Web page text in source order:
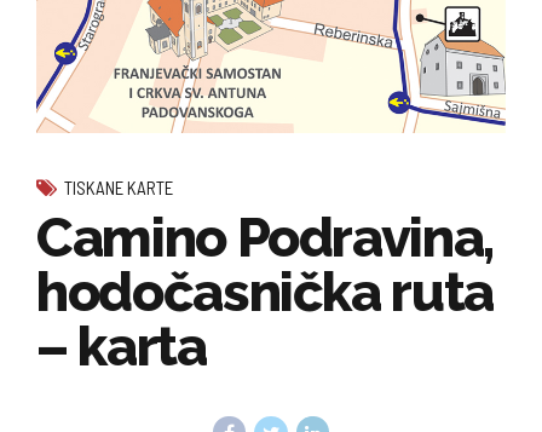
TISKANE KARTE
Camino Podravina,
hodočasnička ruta
– karta